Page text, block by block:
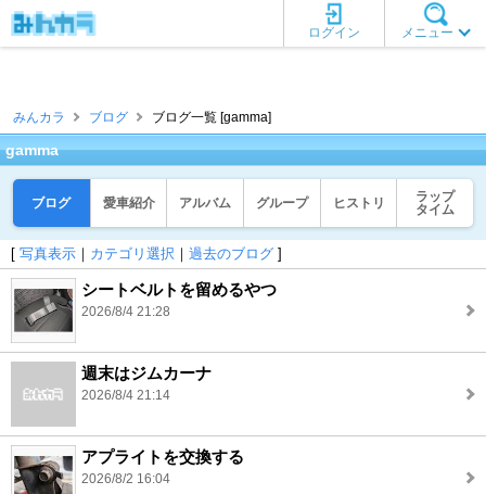
メニュー
ログイン
みんカラ ブログ ブログ一覧 [gamma]
gamma
ブログ 愛車紹介 アルバム グループ ヒストリ
ラップ
タイム
[ 写真表示 ｜ カテゴリ選択 ｜ 過去のブログ ]
シートベルトを留めるやつ
2026/8/4 21:28
週末はジムカーナ
2026/8/4 21:14
アプライトを交換する
2026/8/2 16:04